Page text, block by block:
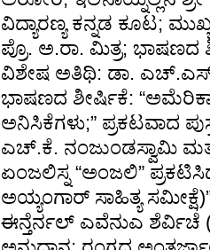
ವಿದ್ಯಾರಣ್ಯ ಕನ್ನಡ ಕೂಟ;
ಪ್ರೊ. ಅ.ರಾ. ಮಿತ್ರ; ಭಾಷಣದ
ವಿಶೇಷ ಅತಿಥಿ: ಡಾ.
ಭಾಷಣದ ಶೀರ್ಷಿಕೆ:
ಅನಿಸಿಕೆಗಳು;” ಪ್ರಕಟವಾದ
ಎಚ್.ಕೆ. ನಂಜುಂಡಸ್ವಾಮಿ
ಏಂಜಲಿಸ್ನ “ಅಂಜಲಿ”
ಅಯ್ಯಂಗಾರ್ ಸಾಹಿತ್ಯ
ಈನ್ತೆರ್ನಲ್ ಎವೆನುಎ